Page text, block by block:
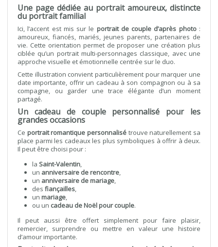
Une page dédiée au portrait amoureux, distincte
du portrait familial
Ici, l’accent est mis sur le portrait de couple d’après photo:
amoureux, fiancés, mariés, jeunes parents, partenaires de
vie. Cette orientation permet de proposer une création plus
ciblée qu’un portrait multi-personnages classique, avec une
approche visuelle et émotionnelle centrée sur le duo.
Cette illustration convient particulièrement pour marquer une
date importante, offrir un cadeau à son compagnon ou à sa
compagne, ou garder une trace élégante d’un moment
partagé.
Un cadeau de couple personnalisé pour les
grandes occasions
Ce portrait romantique personnalisé trouve naturellement sa
place parmi les cadeaux les plus symboliques à offrir à deux.
Il peut être choisi pour :
la Saint-Valentin,
un anniversaire de rencontre,
un anniversaire de mariage,
des fiançailles,
un mariage,
ou un cadeau de Noël pour couple.
Il peut aussi être offert simplement pour faire plaisir,
remercier, surprendre ou mettre en valeur une histoire
d’amour importante.